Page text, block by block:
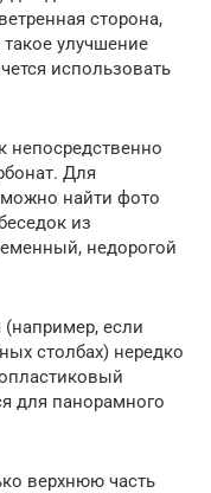
сторона,
улучшение
использовать
непосредственно
Для
можно найти фото
из
недорогой
если
столбах) нередко
для панорамного
верхнюю часть